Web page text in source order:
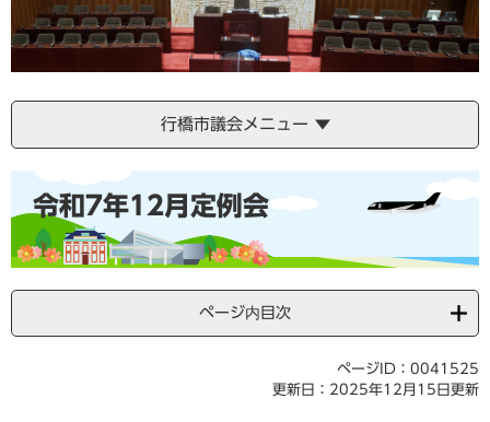
行橋市議会メニュー
令和7年12月定例会
ページ内目次
ページID：0041525
更新日：2025年12月15日更新